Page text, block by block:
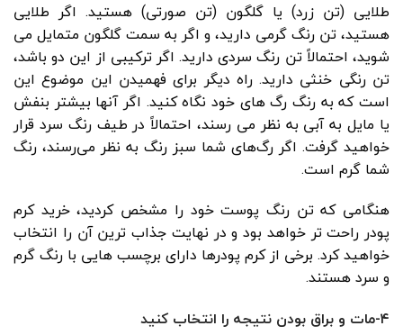
طلایی (تن زرد) یا گلگون (تن صورتی) هستید. اگر طلایی
هستید، تن رنگ گرمی دارید، و اگر به سمت گلگون متمایل می
شوید، احتمالاً تن رنگ سردی دارید. اگر ترکیبی از این دو باشد،
تن رنگی خنثی دارید. راه دیگر برای فهمیدن این موضوع این
است که به رنگ رگ های خود نگاه کنید. اگر آنها بیشتر بنفش
یا مایل به آبی به نظر می رسند، احتمالاً در طیف رنگ سرد قرار
خواهید گرفت. اگر رگ‌های شما سبز رنگ به نظر می‌رسند، رنگ
شما گرم است.
هنگامی که تن رنگ پوست خود را مشخص کردید، خرید کرم
پودر راحت تر خواهد بود و در نهایت جذاب ترین آن را انتخاب
خواهید کرد. برخی از کرم پودرها دارای برچسب هایی با رنگ گرم
و سرد هستند.
۴-مات و براق بودن نتیجه را انتخاب کنید